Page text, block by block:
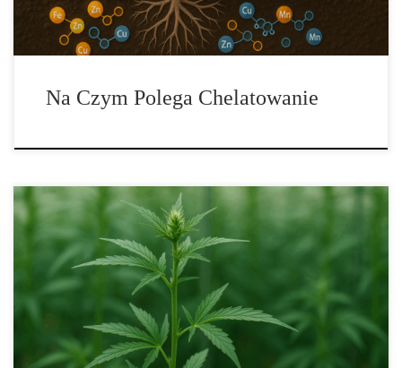
Na Czym Polega Chelatowanie
Znaczenie płukania roślin przed zbiorem W świecie uprawy od lat
toczy się dyskusja na temat płukania roślin bezpośrednio przed
zbiorem. Przeciwnicy twierdzą, że taka praktyka okrada rośliny z
kluczowych składników odżywczych i osłabia plon, co brzmi jak
oczywiste ryzyko. Zwolennicy z kolei podkreślają, że płukanie
uwalnia nadmiar soli i zanieczyszczeń, […]